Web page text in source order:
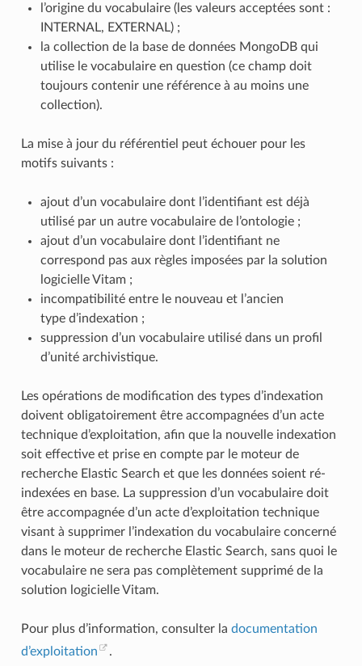
l’origine du vocabulaire (les valeurs acceptées sont :
INTERNAL, EXTERNAL) ;
la collection de la base de données MongoDB qui
utilise le vocabulaire en question (ce champ doit
toujours contenir une référence à au moins une
collection).
La mise à jour du référentiel peut échouer pour les
motifs suivants :
ajout d’un vocabulaire dont l’identifiant est déjà
utilisé par un autre vocabulaire de l’ontologie ;
ajout d’un vocabulaire dont l’identifiant ne
correspond pas aux règles imposées par la solution
logicielle Vitam ;
incompatibilité entre le nouveau et l’ancien
type d’indexation ;
suppression d’un vocabulaire utilisé dans un profil
d’unité archivistique.
Les opérations de modification des types d’indexation
doivent obligatoirement être accompagnées d’un acte
technique d’exploitation, afin que la nouvelle indexation
soit effective et prise en compte par le moteur de
recherche Elastic Search et que les données soient ré-
indexées en base. La suppression d’un vocabulaire doit
être accompagnée d’un acte d’exploitation technique
visant à supprimer l’indexation du vocabulaire concerné
dans le moteur de recherche Elastic Search, sans quoi le
vocabulaire ne sera pas complètement supprimé de la
solution logicielle Vitam.
Pour plus d’information, consulter la documentation
d’exploitation
.